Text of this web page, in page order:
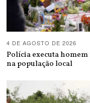
4 DE AGOSTO DE 2026
Polícia executa
na população local